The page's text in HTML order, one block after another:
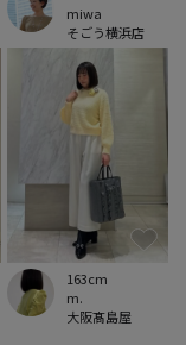
そごう横浜店
miwa
大阪髙島屋
m.
163cm